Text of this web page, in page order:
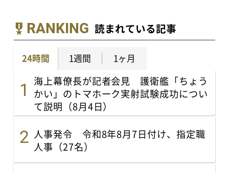
RANKING 読まれている記事
24時間 1週間 1ヶ月
海上幕僚長が記者会見 護衛艦「ちょう
かい」のトマホーク実射試験成功につい
て説明（8月4日）
人事発令 令和8年8月7日付け、指定職
人事（27名）